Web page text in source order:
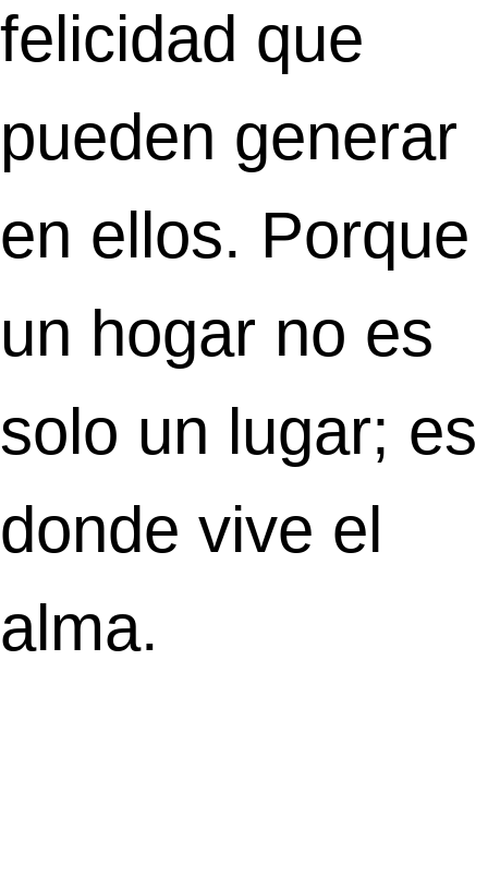
felicidad que
pueden generar
en ellos. Porque
un hogar no es
solo un lugar; es
donde vive el
alma.